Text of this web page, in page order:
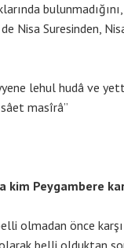
Nisa Suresinden,
lehul hudâ ve
masîrâ”
Peygambere
olmadan önce karşı
belli olduktan